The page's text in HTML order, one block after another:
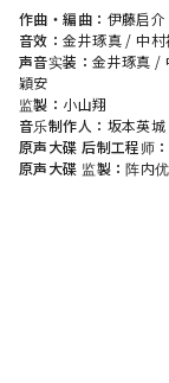
作曲・編曲： 伊藤启介
音效：金井琢真/ 中村
声音实装：金井琢真 /
穎安
监製： 小山翔
音乐制作人： 坂本英城
原声大碟 后制工程师：
原声大碟 监製：阵内